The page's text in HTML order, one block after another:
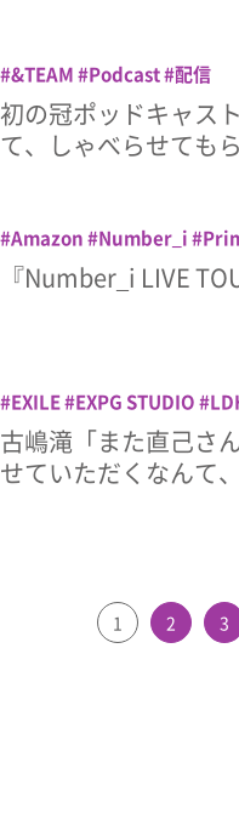
&TEAM Podcast 配信
初の冠ポッドキャス
て、しゃべらせても
Amazon Number_i
『Number_i LIVE
EXILE EXPG STUDIO
Performance〜
THE JET
BROTHERS
小林直己 配信
古嶋滝「また直己さ
せていただくなんて
1 2 3